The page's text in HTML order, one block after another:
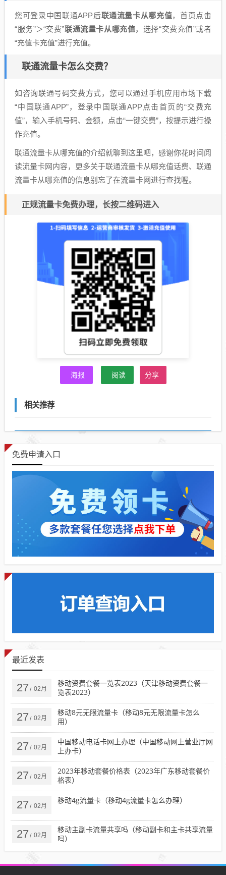
您可登录中国联通APP后联通流量卡从哪充值，首页点击
“服务”＞“交费”联通流量卡从哪充值，选择“交费充值”或者
“充值卡充值”进行充值。
联通流量卡怎么交费？
如咨询联通号码交费方式，您可以通过手机应用市场下载
“中国联通APP”，登录中国联通APP点击首页的“交费充
值”，输入手机号码、金额，点击“一键交费”，按提示进行操
作充值。
联通流量卡从哪充值的介绍就聊到这里吧，感谢你花时间阅
读流量卡网内容，更多关于联通流量卡从哪充值话费、联通
流量卡从哪充值的信息别忘了在流量卡网进行查找喔。
正规流量卡免费办理，长按二维码进入
海报 阅读 分享
相关推荐
免费申请入口
最近发表
27 / 02月
移动资费套餐一览表2023（天津移动资费套餐一
览表2023）
27 / 02月
移动8元无限流量卡（移动8元无限流量卡怎么
用）
27 / 02月
中国移动电话卡网上办理（中国移动网上营业厅网
上办卡）
27 / 02月
2023年移动套餐价格表（2023年广东移动套餐价
格表）
27 / 02月
移动4g流量卡（移动4g流量卡怎么办理）
27 / 02月
移动主副卡流量共享吗（移动副卡和主卡共享流量
吗）